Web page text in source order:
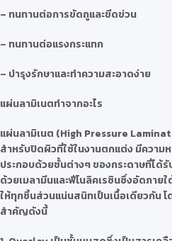
– ทนทานต่อการขัดถูและขีดข่วน
– ทนทานต่อแรงกระแทก
– บำรุงรักษาและทำความสะอาดง่าย
แผ่นลามิเนตทำจากอะไร
แผ่นลามิเนต (High Pressure
สำหรับปิดผิวที่ใช้ในงานตกแต่ง มีความ
ประกอบด้วยชั้นต่างๆ ของกระดาษที่ได้
ด้วยเมลามีนและฟีโนลิคเรซินซึ่งอัดภาย
ให้ทุกชิ้นส่วนแน่นสนิทเป็นเนื้อเดียวกัน
สำคัญดังนี้